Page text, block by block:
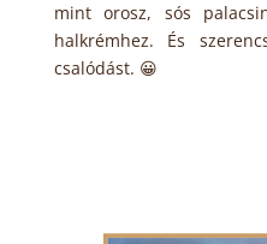
mint orosz, sós
halkrémhez. És
csalódást. 😀